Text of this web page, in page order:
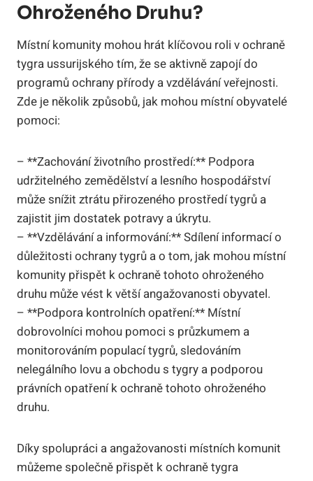
Ohroženého Druhu?
Místní komunity mohou hrát klíčovou roli v ochraně
tygra ussurijského tím, že se aktivně zapojí do
programů ochrany přírody a vzdělávání veřejnosti.
Zde je několik způsobů, jak mohou místní obyvatelé
pomoci:
– **Zachování životního prostředí:** Podpora
udržitelného zemědělství a lesního hospodářství
může snížit ztrátu přirozeného prostředí tygrů a
zajistit jim dostatek potravy a úkrytu.
– **Vzdělávání a informování:** Sdílení informací o
důležitosti ochrany tygrů a o tom, jak mohou místní
komunity přispět k ochraně tohoto ohroženého
druhu může vést k větší angažovanosti obyvatel.
– **Podpora kontrolních opatření:** Místní
dobrovolníci mohou pomoci s průzkumem a
monitorováním populací tygrů, sledováním
nelegálního lovu a obchodu s tygry a podporou
právních opatření k ochraně tohoto ohroženého
druhu.
Díky spolupráci a angažovanosti místních komunit
můžeme společně přispět k ochraně tygra